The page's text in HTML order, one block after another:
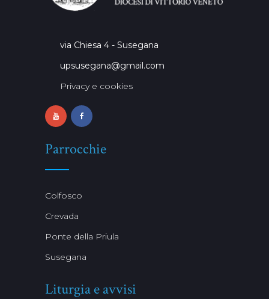
via Chiesa 4 - Susegana
upsusegana@gmail.com
Privacy e cookies
Parrocchie
Colfosco
Crevada
Ponte della Priula
Susegana
Liturgia e avvisi